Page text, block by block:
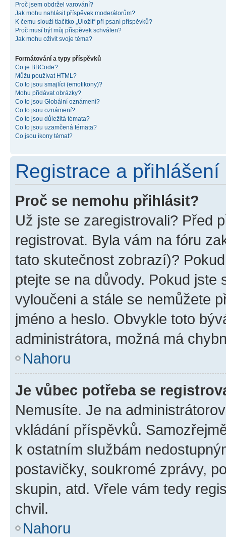
Proč jsem obdržel varování?
Jak mohu nahlásit příspěvek moderátorům?
K čemu slouží tlačítko „Uložit“ při psaní příspěvků?
Proč musí být můj příspěvek schválen?
Jak mohu oživit svoje téma?
Formátování a typy příspěvků
Co je BBCode?
Můžu používat HTML?
Co to jsou smajlíci (emotikony)?
Mohu přidávat obrázky?
Co to jsou Globální oznámení?
Co to jsou oznámení?
Co to jsou důležitá témata?
Co to jsou uzamčená témata?
Co jsou ikony témat?
Registrace a přihlášení
Proč se nemohu přihlásit?
Už jste se zaregistrovali? Před
registrovat. Byla vám na fóru
tato skutečnost zobrazí)?
ptejte se na důvody. Pokud jste
vyloučeni a stále se nemůžete
jméno a heslo. Obvykle toto
administrátora, možná má
Nahoru
Je vůbec potřeba se
Nemusíte. Je na
vkládání příspěvků.
k ostatním službám
postavičky, soukromé zprávy,
skupin, atd. Vřele vám tedy
chvil.
Nahoru